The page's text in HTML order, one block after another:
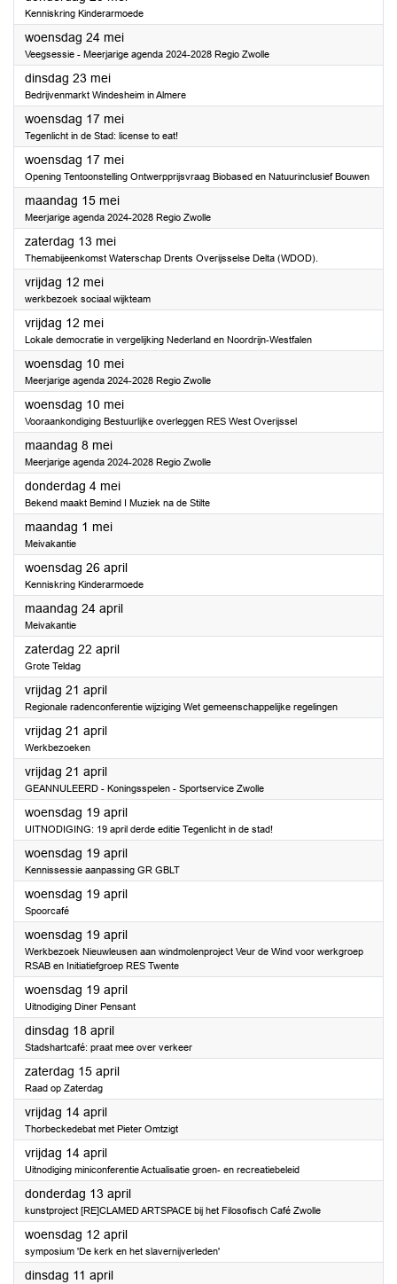
Kenniskring Kinderarmoede
woensdag 24 mei2023
Veegsessie - Meerjarige agenda 2024-2028 Regio Zwolle
dinsdag 23 mei2023
Bedrijvenmarkt Windesheim in Almere
woensdag 17 mei2023
Tegenlicht in de Stad: license to eat!
woensdag 17 mei2023
Opening Tentoonstelling Ontwerpprijsvraag Biobased en Natuurinclusief Bouwen
maandag 15 mei2023
Meerjarige agenda 2024-2028 Regio Zwolle
zaterdag 13 mei2023
Themabijeenkomst Waterschap Drents Overijsselse Delta (WDOD).
vrijdag 12 mei2023
werkbezoek sociaal wijkteam
vrijdag 12 mei2023
Lokale democratie in vergelijking Nederland en Noordrijn-Westfalen
woensdag 10 mei2023
Meerjarige agenda 2024-2028 Regio Zwolle
woensdag 10 mei2023
Vooraankondiging Bestuurlijke overleggen RES West Overijssel
maandag 8 mei2023
Meerjarige agenda 2024-2028 Regio Zwolle
donderdag 4 mei2023
Bekend maakt Bemind I Muziek na de Stilte
maandag 1 mei2023
Meivakantie
woensdag 26 april2023
Kenniskring Kinderarmoede
maandag 24 april2023
Meivakantie
zaterdag 22 april2023
Grote Teldag
vrijdag 21 april2023
Regionale radenconferentie wijziging Wet gemeenschappelijke regelingen
vrijdag 21 april2023
Werkbezoeken
vrijdag 21 april2023
GEANNULEERD - Koningsspelen - Sportservice Zwolle
woensdag 19 april2023
UITNODIGING: 19 april derde editie Tegenlicht in de stad!
woensdag 19 april2023
Kennissessie aanpassing GR GBLT
woensdag 19 april2023
Spoorcafé
woensdag 19 april2023
Werkbezoek Nieuwleusen aan windmolenproject Veur de Wind voor werkgroep
RSAB en Initiatiefgroep RES Twente
woensdag 19 april2023
Uitnodiging Diner Pensant
dinsdag 18 april2023
Stadshartcafé: praat mee over verkeer
zaterdag 15 april2023
Raad op Zaterdag
vrijdag 14 april2023
Thorbeckedebat met Pieter Omtzigt
vrijdag 14 april2023
Uitnodiging miniconferentie Actualisatie groen- en recreatiebeleid
donderdag 13 april2023
kunstproject [RE]CLAMED ARTSPACE bij het Filosofisch Café Zwolle
woensdag 12 april2023
symposium 'De kerk en het slavernijverleden'
dinsdag 11 april2023